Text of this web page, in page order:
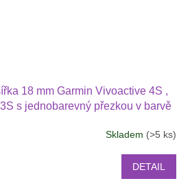
18 mm Garmin Vivoactive 4S ,
s jednobarevný přezkou v barvě
Skladem (>5 ks)
DETAIL